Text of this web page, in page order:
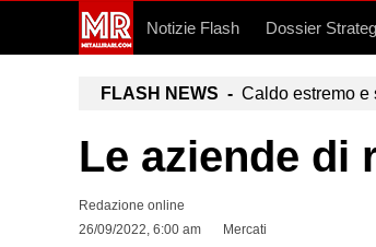
Notizie Flash Dossier
FLASH NEWS - Caldo estremo e
Le aziende di
Redazione online
26/09/2022, 6:00 am
Mercati